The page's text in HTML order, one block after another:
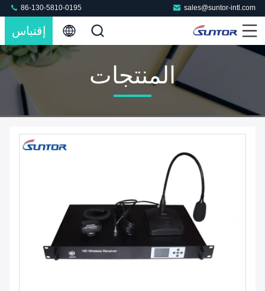
sales@suntor-intl.com
86-130-5810-0195
إقتباس
المنتجات